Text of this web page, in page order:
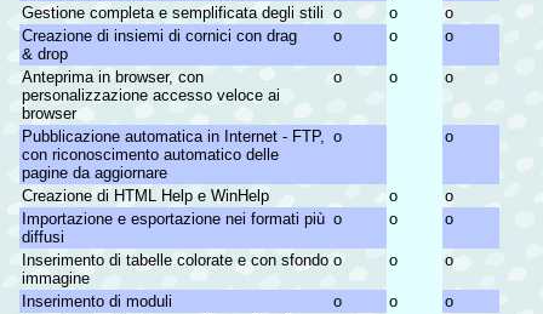
Gestione completa e semplificata degli stili o o
o
Creazione di insiemi di cornici con drag
& drop
o o o
Anteprima in browser, con
personalizzazione accesso veloce ai
browser
o o o
Pubblicazione automatica in Internet - FTP,
con riconoscimento automatico delle
pagine da aggiornare
o o
Creazione di HTML Help e WinHelp o
o
Importazione e esportazione nei formati più
diffusi
o o o
Inserimento di tabelle colorate e con sfondo
immagine
o o o
Inserimento di moduli o o
o